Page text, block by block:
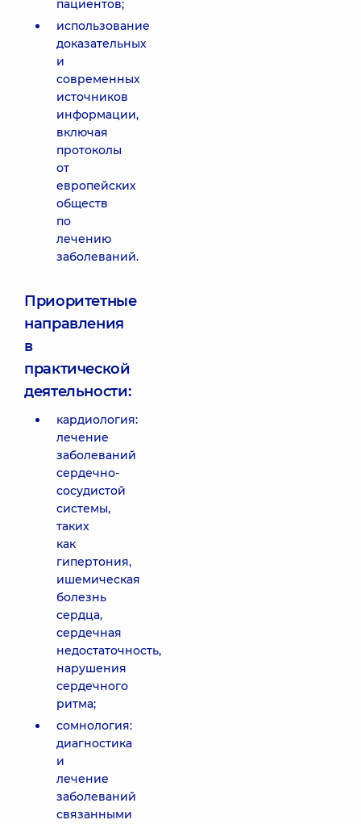
пациентов;
использование
доказательных
и
современных
источников
информации,
включая
протоколы
от
европейских
обществ
по
лечению
заболеваний.
Приоритетные
направления
в
практической
деятельности:
кардиология:
лечение
заболеваний
сердечно-
сосудистой
системы,
таких
как
гипертония,
ишемическая
болезнь
сердца,
сердечная
недостаточность,
нарушения
сердечного
ритма;
сомнология:
диагностика
и
лечение
заболеваний
связанными